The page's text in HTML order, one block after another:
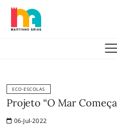
Skip
content
ECO-ESCOLAS
Projeto “O Mar
06-Jul-2022